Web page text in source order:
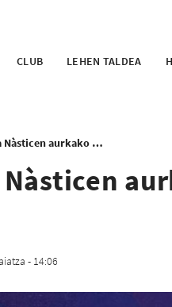
CLUB LEHEN TALDEA
Agortu dira Nàsticen aurkako larunbateko partidarako sarrerak
- 14:06